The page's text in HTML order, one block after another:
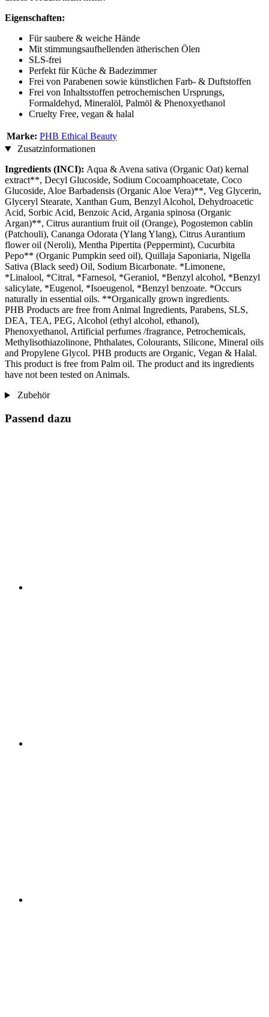
Eigenschaften:
Für saubere & weiche Hände
Mit stimmungsaufhellenden ätherischen Ölen
SLS-frei
Perfekt für Küche & Badezimmer
Frei von Parabenen sowie künstlichen Farb- & Duftstoffen
Frei von Inhaltsstoffen petrochemischen Ursprungs,
Formaldehyd, Mineralöl, Palmöl & Phenoxyethanol
Cruelty Free, vegan & halal
Marke: PHB Ethical Beauty
Zusatzinformationen
Ingredients (INCI): Aqua & Avena sativa (Organic Oat) kernal
extract**, Decyl Glucoside, Sodium Cocoamphoacetate, Coco
Glucoside, Aloe Barbadensis (Organic Aloe Vera)**, Veg Glycerin,
Glyceryl Stearate, Xanthan Gum, Benzyl Alcohol, Dehydroacetic
Acid, Sorbic Acid, Benzoic Acid, Argania spinosa (Organic
Argan)**, Citrus aurantium fruit oil (Orange), Pogostemon cablin
(Patchouli), Cananga Odorata (Ylang Ylang), Citrus Aurantium
flower oil (Neroli), Mentha Pipertita (Peppermint), Cucurbita
Pepo** (Organic Pumpkin seed oil), Quillaja Saponiaria, Nigella
Sativa (Black seed) Oil, Sodium Bicarbonate. *Limonene,
*Linalool, *Citral, *Farnesol, *Geraniol, *Benzyl alcohol, *Benzyl
salicylate, *Eugenol, *Isoeugenol, *Benzyl benzoate. *Occurs
naturally in essential oils. **Organically grown ingredients.
PHB Products are free from Animal Ingredients, Parabens, SLS,
DEA, TEA, PEG, Alcohol (ethyl alcohol, ethanol),
Phenoxyethanol, Artificial perfumes /fragrance, Petrochemicals,
Methylisothiazolinone, Phthalates, Colourants, Silicone, Mineral oils
and Propylene Glycol. PHB products are Organic, Vegan & Halal.
This product is free from Palm oil. The product and its ingredients
have not been tested on Animals.
Zubehör
Passend dazu